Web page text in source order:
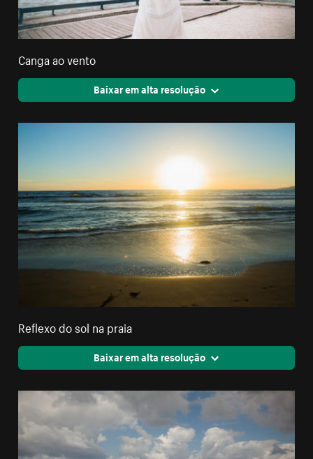
Canga ao vento
Baixar em alta resolução
Reflexo do sol na praia
Baixar em alta resolução